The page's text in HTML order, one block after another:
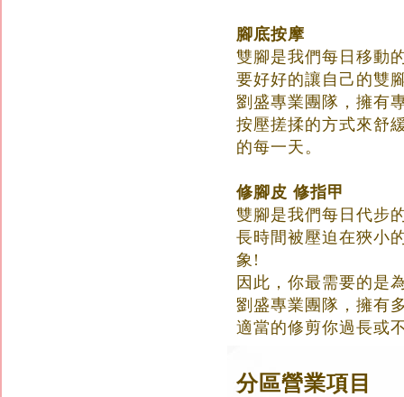
腳底按摩
雙腳是我們每日移動
要好好的讓自己的雙
劉盛專業團隊，擁有
按壓搓揉的方式來舒
的每一天。
修腳皮 修指甲
雙腳是我們每日代步
長時間被壓迫在狹小
象!
因此，你最需要的是
劉盛專業團隊，擁有
適當的修剪你過長或
分區營業項目